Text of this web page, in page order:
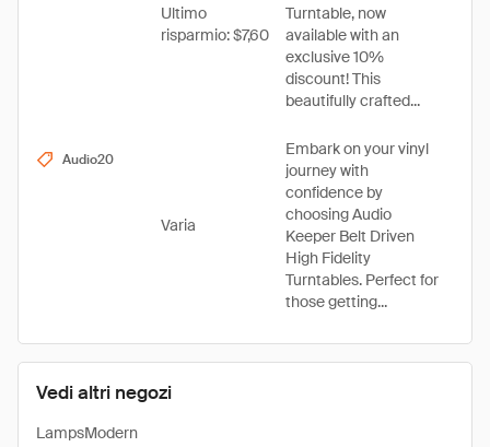
Vedi altri negozi
LampsModern
Ultimo
risparmio: $7,60
Turntable, now
available with an
exclusive 10%
discount! This
beautifully crafted...
Audio20
Varia
Embark on your vinyl
journey with
confidence by
choosing Audio
Keeper Belt Driven
High Fidelity
Turntables. Perfect for
those getting...